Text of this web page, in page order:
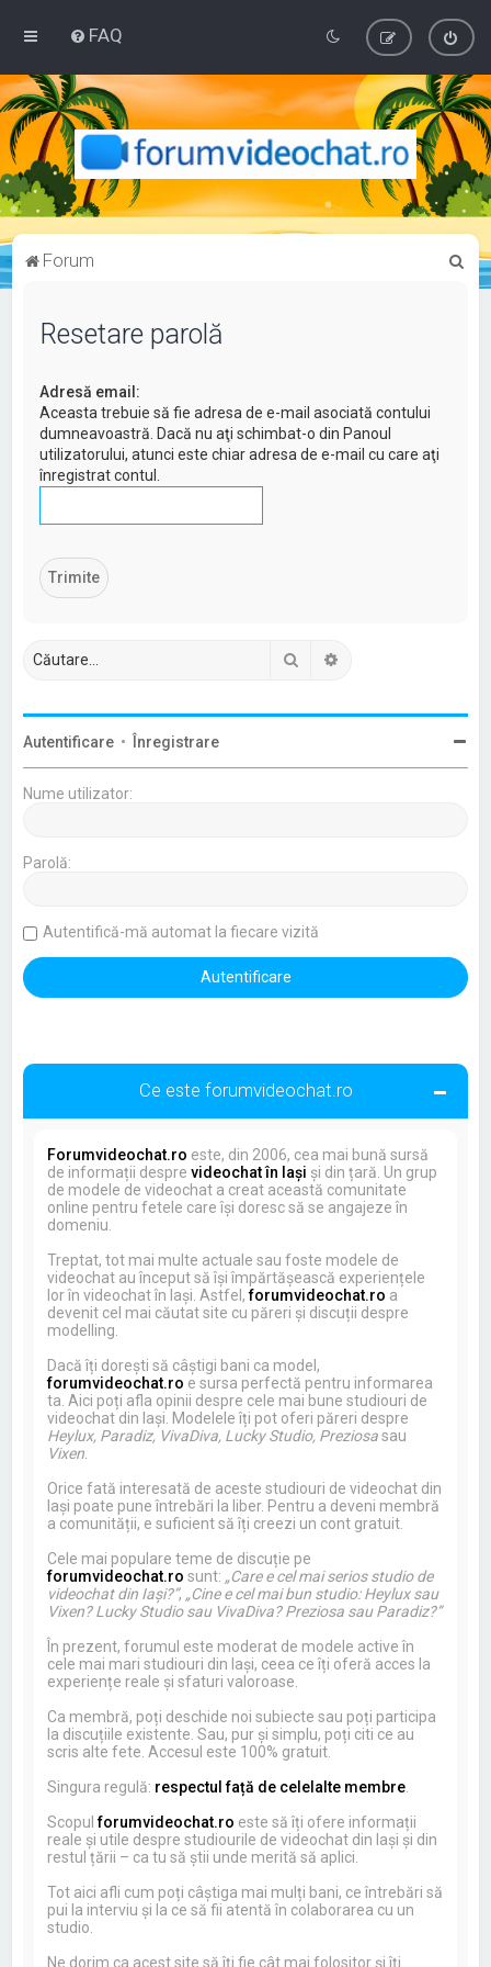
FAQ
Forum
Resetare parolă
Adresă email:
Aceasta trebuie să fie adresa de e-mail asociată contului
dumneavoastră. Dacă nu aţi schimbat-o din Panoul
utilizatorului, atunci este chiar adresa de e-mail cu care aţi
înregistrat contul.
Căutare
Autentificare • Înregistrare
Nume utilizator:
Parolă:
Autentifică-mă automat la fiecare vizită
Ce este forumvideochat.ro
Forumvideochat.ro este, din 2006, cea mai bună sursă
de informații desprevideochat în Iași și din țară. Un grup
de modele de videochat a creat această comunitate
online pentru fetele care își doresc să se angajeze în
domeniu.
Treptat, tot mai multe actuale sau foste modele de
videochat au început să își împărtășească experiențele
lor în videochat în Iași. Astfel,forumvideochat.ro a
devenit cel mai căutat site cu păreri și discuții despre
modelling.
Dacă îți dorești să câștigi bani ca model,
forumvideochat.ro e sursa perfectă pentru informarea
ta. Aici poți afla opinii despre cele mai bune studiouri de
videochat din Iași. Modelele îți pot oferi păreri despre
Heylux, Paradiz, VivaDiva, Lucky Studio, Preziosasau
Vixen
Orice fată interesată de aceste studiouri de videochat din
Iași poate pune întrebări la liber. Pentru a deveni membră
a comunității, e suficient să îți creezi un cont gratuit.
Cele mai populare teme de discuție pe
forumvideochat.ro sunt: „Care e cel mai serios studio de
videochat din Iași?”, „Cine e cel mai bun studio: Heylux sau
Vixen? Lucky Studio sau VivaDiva? Preziosa sau Paradiz?”
În prezent, forumul este moderat de modele active în
cele mai mari studiouri din Iași, ceea ce îți oferă acces la
experiențe reale și sfaturi valoroase.
Ca membră, poți deschide noi subiecte sau poți participa
la discuțiile existente. Sau, pur și simplu, poți citi ce au
scris alte fete. Accesul este 100% gratuit.
Singura regulă: respectul față de celelalte membre
Scopulforumvideochat.ro este să îți ofere informații
reale și utile despre studiourile de videochat din Iași și din
restul țării – ca tu să știi unde merită să aplici.
Tot aici afli cum poți câștiga mai mulți bani, ce întrebări să
pui la interviu și la ce să fii atentă în colaborarea cu un
studio.
Ne dorim ca acest site să îți fie cât mai folositor și îți